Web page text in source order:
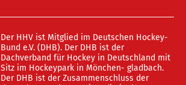
Der HHV ist Mitglied im Deutschen Hockey-
Bund e.V. (DHB). Der DHB ist der
Dachverband für Hockey in Deutschland mit
Sitz im Hockeypark in Mönchen- gladbach.
Der DHB ist der Zusammenschluss der